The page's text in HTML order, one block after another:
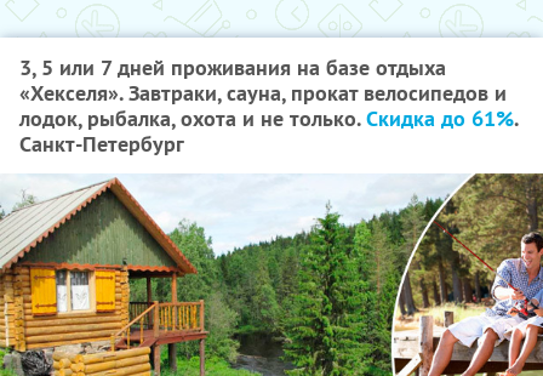
3, 5 или 7 дней проживания на базе отдыха
«Хекселя». Завтраки, сауна, прокат велосипедов и
лодок, рыбалка, охота и не только.Скидка до 61%.
Санкт-Петербург